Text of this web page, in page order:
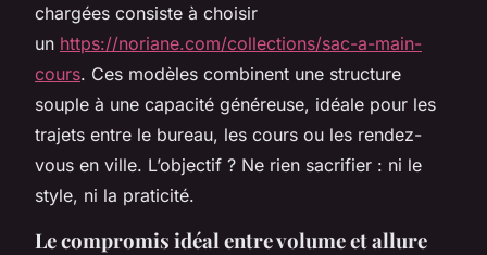
chargées consiste à choisir
un https://noriane.com/collections/sac-a-main-
cours. Ces modèles combinent une structure
souple à une capacité généreuse, idéale pour les
trajets entre le bureau, les cours ou les rendez-
vous en ville. L’objectif ? Ne rien sacrifier : ni le
style, ni la praticité.
Le compromis idéal entre volume et allure